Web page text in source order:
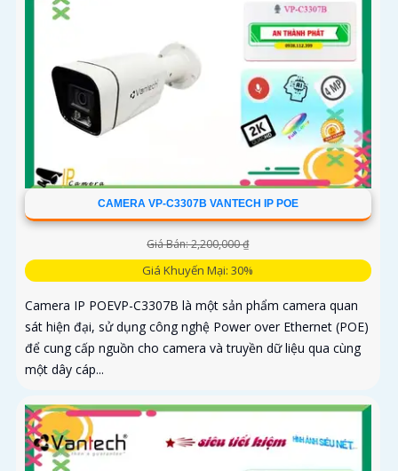
CAMERA VP-C3307B VANTECH IP POE
Giá Bán: 2,200,000 ₫
Giá Khuyến Mại: 30%
Camera IP POEVP-C3307B là một sản phẩm camera quan
sát hiện đại, sử dụng công nghệ Power over Ethernet (POE)
để cung cấp nguồn cho camera và truyền dữ liệu qua cùng
một dây cáp...